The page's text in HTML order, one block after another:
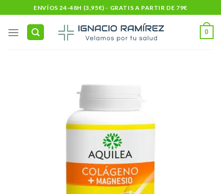
to
content
ENVÍOS 24-48H (3,95€) - GRATIS A PARTIR DE 79€
0